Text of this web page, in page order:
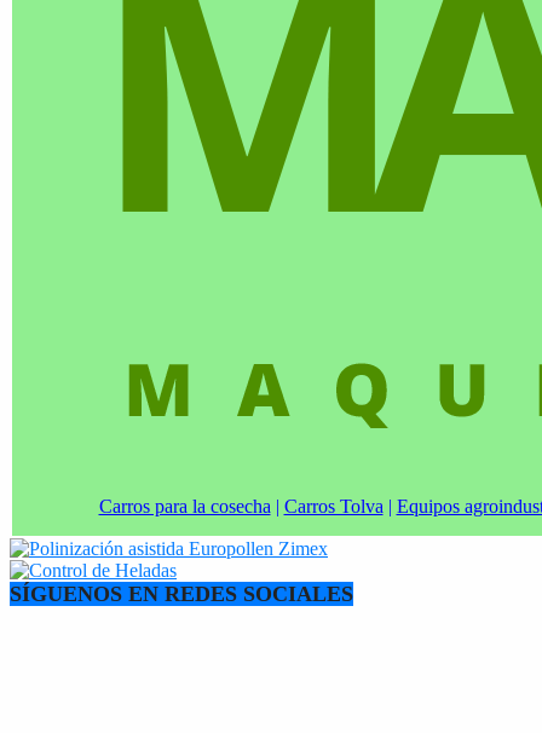
Carros para la cosecha | Carros Tolva | Equipos
SÍGUENOS EN REDES SOCIALES